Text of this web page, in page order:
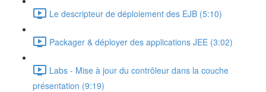
Le descripteur de déploiement des EJB (5:10)
Packager & déployer des applications JEE (3:02)
Labs - Mise à jour du contrôleur dans la couche
présentation (9:19)